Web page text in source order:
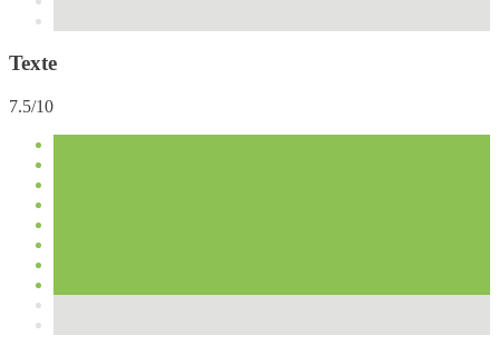
Texte
7.5/10